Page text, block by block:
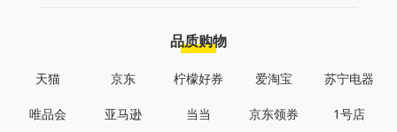
品质购物
天猫 京东 柠檬好券 爱淘宝 苏宁电器
唯品会 亚马逊 当当 京东领券 1号店